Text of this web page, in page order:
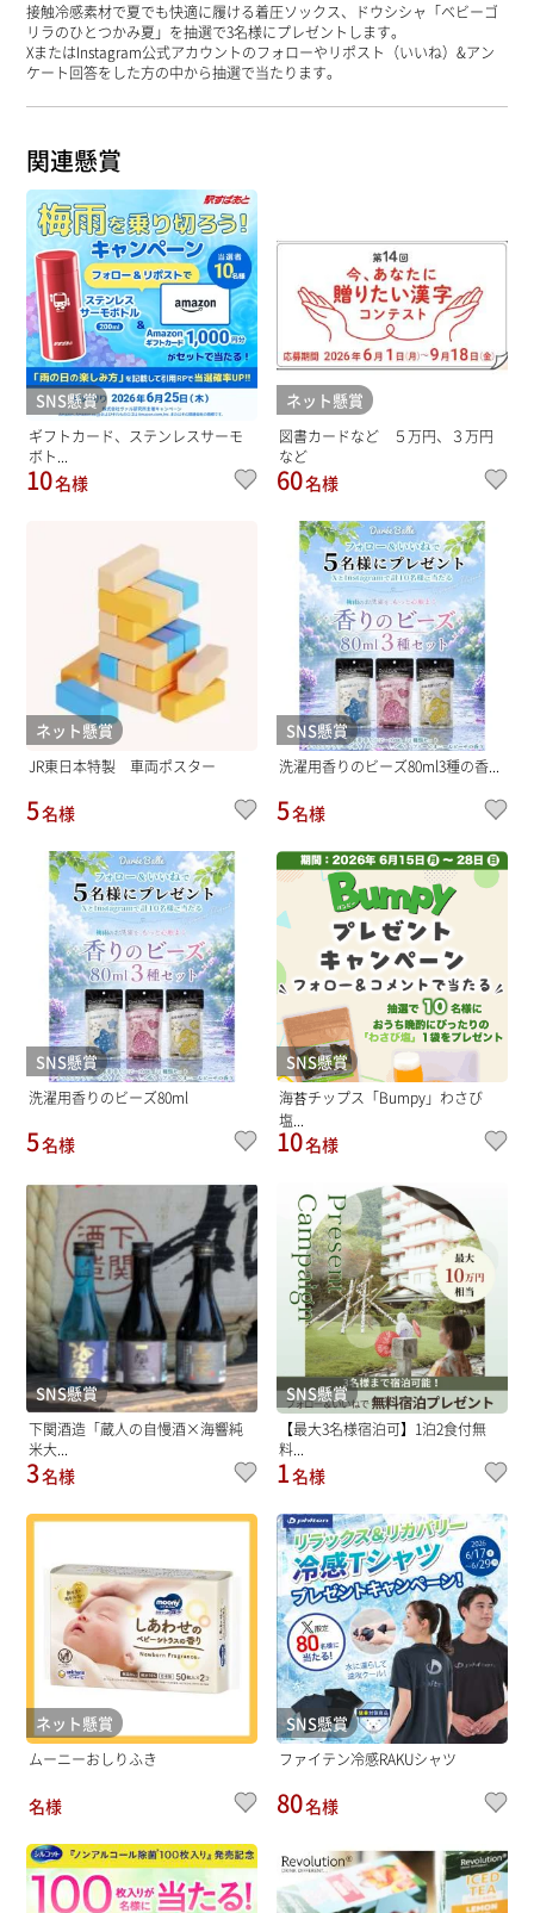
接触冷感素材で夏でも快適に履ける着圧ソックス、ドウシシャ「ベビーゴ
リラのひとつかみ夏」を抽選で3名様にプレゼントします。
XまたはInstagram公式アカウントのフォローやリポスト（いいね）&アン
ケート回答をした方の中から抽選で当たります。
関連懸賞
SNS懸賞
ギフトカード、ステンレスサーモ
ボト...
10名様
ネット懸賞
図書カードなど ５万円、３万円
など
60名様
ネット懸賞
JR東日本特製 車両ポスター
5名様
SNS懸賞
洗濯用香りのビーズ80ml3種の香...
5名様
SNS懸賞
洗濯用香りのビーズ80ml
5名様
SNS懸賞
海苔チップス「Bumpy」わさび
塩...
10名様
SNS懸賞
下関酒造「蔵人の自慢酒×海響純
米大...
3名様
SNS懸賞
【最大3名様宿泊可】1泊2食付無
料...
1名様
ネット懸賞
ムーニーおしりふき
名様
SNS懸賞
ファイテン冷感RAKUシャツ
80名様